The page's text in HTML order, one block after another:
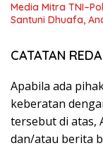
Media Mitra
Santuni Dhuafa,
CATATAN
Apabila ada
keberatan
tersebut di atas,
dan/atau berita